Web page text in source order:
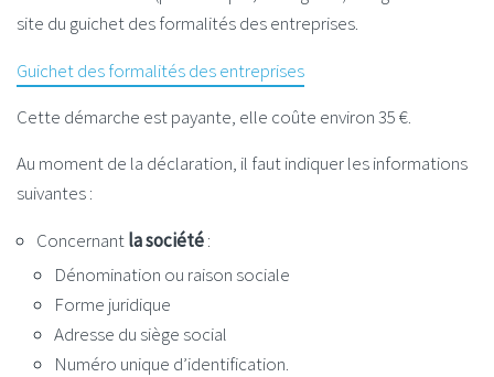
site du guichet des formalités des entreprises.
Guichet des formalités des entreprises
Cette démarche est payante, elle coûte environ35 €.
Au moment de la déclaration, il faut indiquer les informations
suivantes :
Concernantla société:
Dénomination ou raison sociale
Forme juridique
Adresse du siège social
Numéro unique d’identification.